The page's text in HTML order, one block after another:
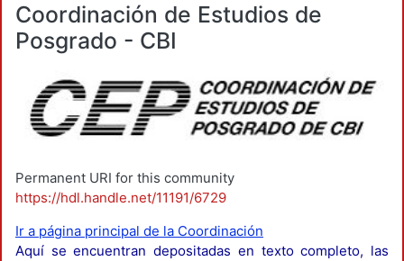
Coordinación de Estudios de
Posgrado - CBI
Permanent URI for this community
https://hdl.handle.net/11191/6729
Ir a página principal de la Coordinación
Aquí se encuentran depositadas en texto completo, las